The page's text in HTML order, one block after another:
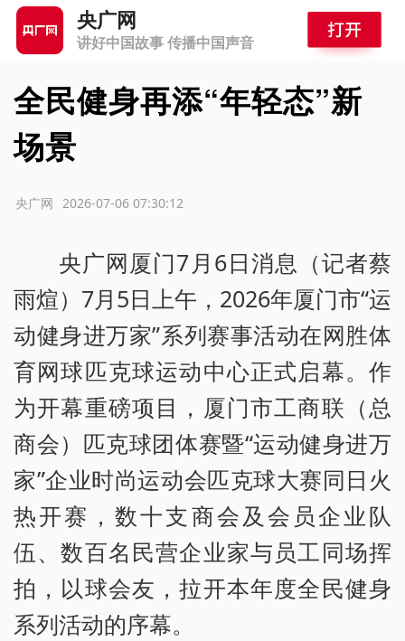
央广网
讲好中国故事 传播中国声音
全民健身再添“年轻态”新
场景
2026-07-06 07:30:12
央广网
央广网厦门7月6日消息（记者蔡
雨煊）7月5日上午，2026年厦门市“运
动健身进万家”系列赛事活动在网胜体
育网球匹克球运动中心正式启幕。作
为开幕重磅项目，厦门市工商联（总
商会）匹克球团体赛暨“运动健身进万
家”企业时尚运动会匹克球大赛同日火
热开赛，数十支商会及会员企业队
伍、数百名民营企业家与员工同场挥
拍，以球会友，拉开本年度全民健身
系列活动的序幕。